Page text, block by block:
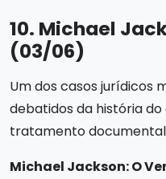
10. Michael
(03/06)
Um dos casos jurídicos
debatidos da história
tratamento
Michael Jackson: O